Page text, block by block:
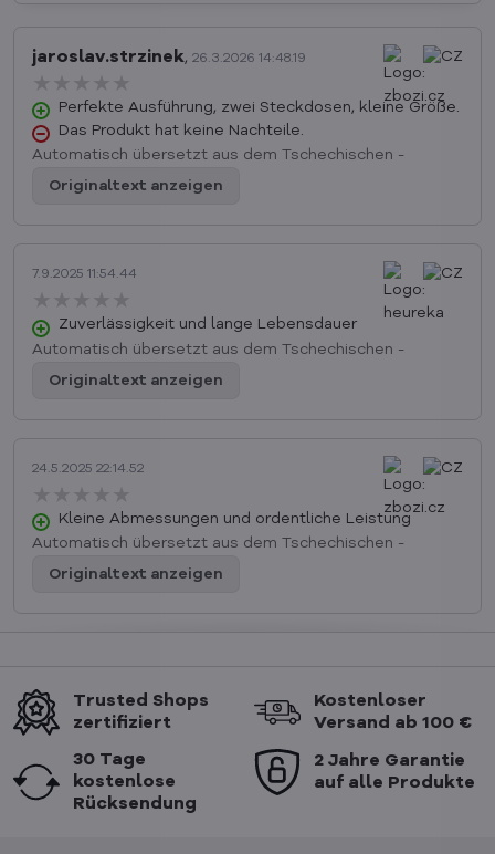
jaroslav.strzinek, 26.3.2026 14:48.19
Perfekte Ausführung, zwei Steckdosen, kleine Größe.
Das Produkt hat keine Nachteile.
Automatisch übersetzt aus dem Tschechischen -
Originaltext anzeigen
7.9.2025 11:54.44
Zuverlässigkeit und lange Lebensdauer
Automatisch übersetzt aus dem Tschechischen -
Originaltext anzeigen
24.5.2025 22:14.52
Kleine Abmessungen und ordentliche Leistung
Automatisch übersetzt aus dem Tschechischen -
Originaltext anzeigen
Trusted Shops
zertifiziert
Kostenloser
Versand ab 100 €
30 Tage
kostenlose
Rücksendung
2 Jahre Garantie
auf alle Produkte